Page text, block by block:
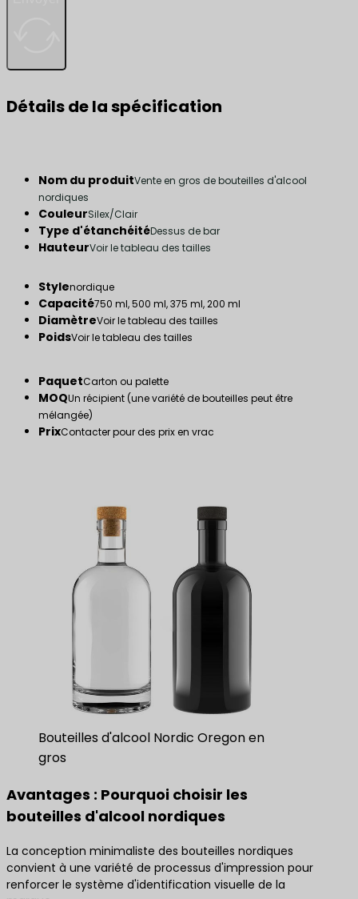
Détails de la spécification
Nom du produitVente en gros de bouteilles d'alcool
nordiques
CouleurSilex/Clair
Type d'étanchéitéDessus de bar
HauteurVoir le tableau des tailles
Stylenordique
Capacité750 ml, 500 ml, 375 ml, 200 ml
DiamètreVoir le tableau des tailles
PoidsVoir le tableau des tailles
PaquetCarton ou palette
MOQUn récipient (une variété de bouteilles peut être
mélangée)
PrixContacter pour des prix en vrac
Bouteilles d'alcool Nordic Oregon en
gros
Avantages : Pourquoi choisir les
bouteilles d'alcool nordiques
La conception minimaliste des bouteilles nordiques
convient à une variété de processus d'impression pour
renforcer le système d'identification visuelle de la